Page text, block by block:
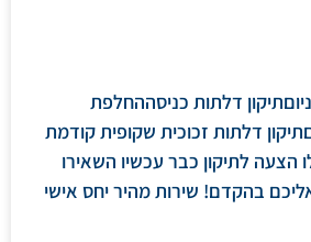
דלתות כניסההחלפת
דלתות זכוכית שקופית קודמת
לתיקון כבר עכשיו השאירו
בהקדם! שירות מהיר יחס אישי